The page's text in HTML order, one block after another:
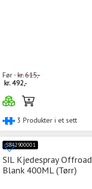
Før kr.615,-
kr.492,-
3 Produkter i et sett
S842900001
SIL Kjedespray Offroad
Blank 400ML (Tørr)